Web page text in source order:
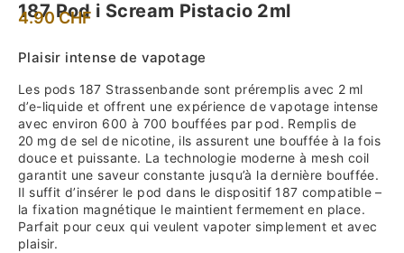
187 Pod i Scream Pistacio 2ml
4.90CHF
Plaisir intense de vapotage
Les pods 187 Strassenbande sont préremplis avec 2 ml
d’e-liquide et offrent une expérience de vapotage intense
avec environ 600 à 700 bouffées par pod. Remplis de
20 mg de sel de nicotine, ils assurent une bouffée à la fois
douce et puissante. La technologie moderne à mesh coil
garantit une saveur constante jusqu’à la dernière bouffée.
Il suffit d’insérer le pod dans le dispositif 187 compatible –
la fixation magnétique le maintient fermement en place.
Parfait pour ceux qui veulent vapoter simplement et avec
plaisir.